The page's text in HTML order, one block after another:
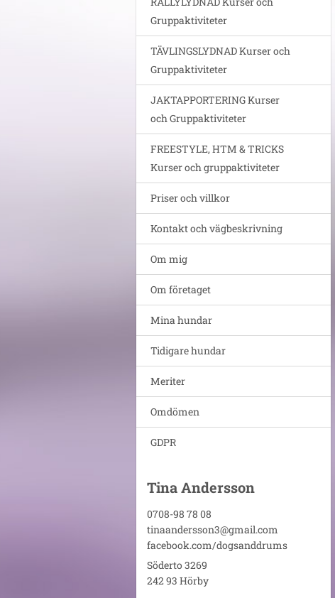
Gruppaktiviteter
TÄVLINGSLYDNAD Kurser och
Gruppaktiviteter
JAKTAPPORTERING Kurser
och Gruppaktiviteter
FREESTYLE, HTM & TRICKS
Kurser och gruppaktiviteter
Priser och villkor
Kontakt och vägbeskrivning
Om mig
Om företaget
Mina hundar
Tidigare hundar
Meriter
Omdömen
GDPR
Tina Andersson
0708-98 78 08
tinaandersson3@gmail.com
facebook.com/dogsanddrums
Söderto 3269
242 93 Hörby